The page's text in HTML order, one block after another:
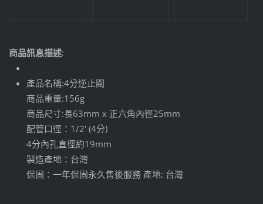
商品訊息描述:
產品名稱:4分逆止閥
商品重量:156g
商品尺寸:長63mm x 正六角內徑25mm
配管口徑：1/2' (4分)
4分內孔直徑約19mm
製造產地：台灣
保固：一年保固永久售後服務 產地: 台灣